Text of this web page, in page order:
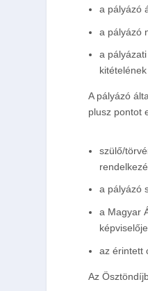
a pályázó
a pályázó
a
A pályázó
plusz pontot
szülő/
a pályázó
a Magyar
az érintett
Az